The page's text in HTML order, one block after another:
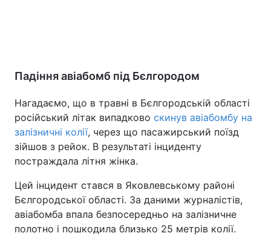
Падіння авіабомб під Бєлгородом
Нагадаємо, що в травні в Бєлгородській області
російський літак випадково скинув авіабомбу на
залізничні колії, через що пасажирський поїзд
зійшов з рейок. В результаті інциденту
постраждала літня жінка.
Цей інцидент стався в Яковлевському районі
Бєлгородської області. За даними журналістів,
авіабомба впала безпосередньо на залізничне
полотно і пошкодила близько 25 метрів колії.